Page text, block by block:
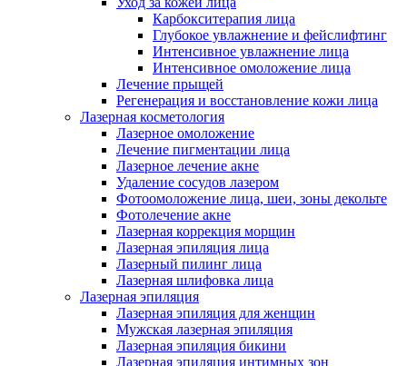
Карбокситерапия лица
Глубокое увлажнение и фейслифтинг
Интенсивное увлажнение лица
Интенсивное омоложение лица
Лечение прыщей
Регенерация и восстановление кожи лица
Лазерная косметология
Лазерное омоложение
Лечение пигментации лица
Лазерное лечение акне
Удаление сосудов лазером
Фотоомоложение лица, шеи, зоны декольте
Фотолечение акне
Лазерная коррекция морщин
Лазерная эпиляция лица
Лазерный пилинг лица
Лазерная шлифовка лица
Лазерная эпиляция
Лазерная эпиляция для женщин
Мужская лазерная эпиляция
Лазерная эпиляция бикини
Лазерная эпиляция интимных зон